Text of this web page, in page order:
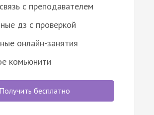
с преподавателем
дз с проверкой
онлайн-занятия
комьюнити
Получить бесплатно